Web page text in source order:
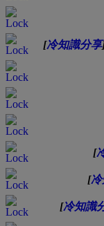
[冷知識分享
[
[冷
[冷知識